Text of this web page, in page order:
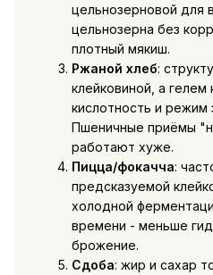
цельнозерновой для
цельнозерна без
плотный мякиш.
Ржаной хлеб:
клейковиной, а
кислотность и режим
Пшеничные приёмы
работают хуже.
Пицца/фокачча:
предсказуемой
холодной
времени - меньше
брожение.
Сдоба: жир и сахар